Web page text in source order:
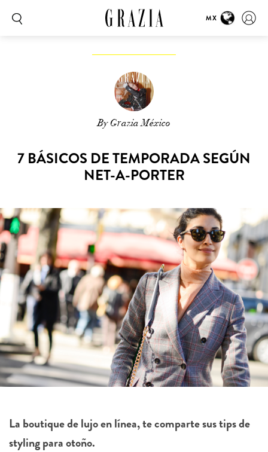
MX
By Grazia México
7 BÁSICOS DE TEMPORADA SEGÚN
NET-A-PORTER
La boutique de lujo en línea, te comparte sus tips de
styling para otoño.